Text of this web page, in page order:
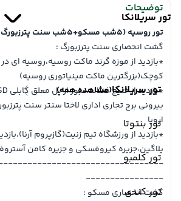
تور سریلانکا
تور سریلانکا(مشاهده همه)
تور بنتوتا
تور کلمبو
تور کندی
توضیحات
تور روسیه (5شب مسکو+5شب سنت پترزبورگ) تابستان1405
گشت انحصاری سنت پترزبورگ :
*بازدید از موزه گرند ماکت روسیه،روسیه ای
کوچک(بزرگترین ماکت مینیاتوری روسیه)
بیرونی برج تجاری اداری لاختا سنتر سنت
اروپا
*بازدید از ورزشگاه تیم زنیت(گازپروم
یلاگین،جزیره کیروفسکی و جزیره کامن
----------------
گشت انحصاری مسکو :